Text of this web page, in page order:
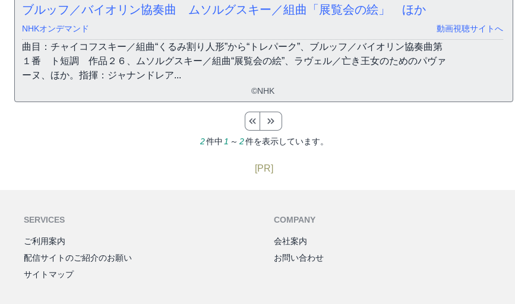
ブルッフ／バイオリン協奏曲 ムソルグスキー／組曲「展覧会の絵」 ほか
NHKオンデマンド 動画視聴サイトへ
曲目：チャイコフスキー／組曲“くるみ割り人形”から“トレパーク”、ブルッフ／バイオリン協奏曲第
１番 ト短調 作品２６、ムソルグスキー／組曲“展覧会の絵”、ラヴェル／亡き王女のためのパヴァ
ーヌ、ほか。指揮：ジャナンドレア...
©NHK
2件中 1 ～ 2件を表示しています。
[PR]
SERVICES
ご利用案内
配信サイトのご紹介のお願い
サイトマップ
COMPANY
会社案内
お問い合わせ